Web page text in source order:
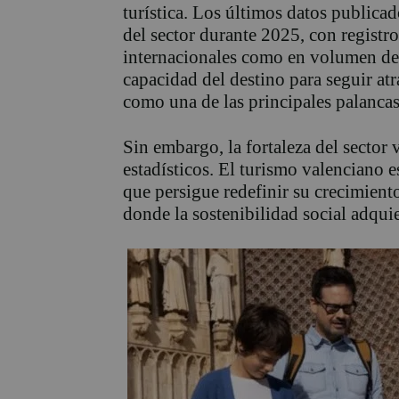
turística. Los últimos datos
del sector durante 2025, con
internacionales como en volumen
capacidad del destino para seguir
como una de las principales
Sin embargo, la fortaleza del sector
estadísticos. El turismo valenciano
que persigue redefinir su
donde la sostenibilidad social